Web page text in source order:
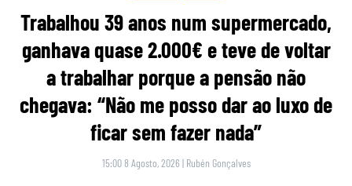
Trabalhou 39 anos num supermercado,
ganhava quase 2.000€ e teve de voltar
a trabalhar porque a pensão não
chegava: “Não me posso dar ao luxo de
ficar sem fazer nada”
15:00 8 Agosto, 2026 | Rubén Gonçalves